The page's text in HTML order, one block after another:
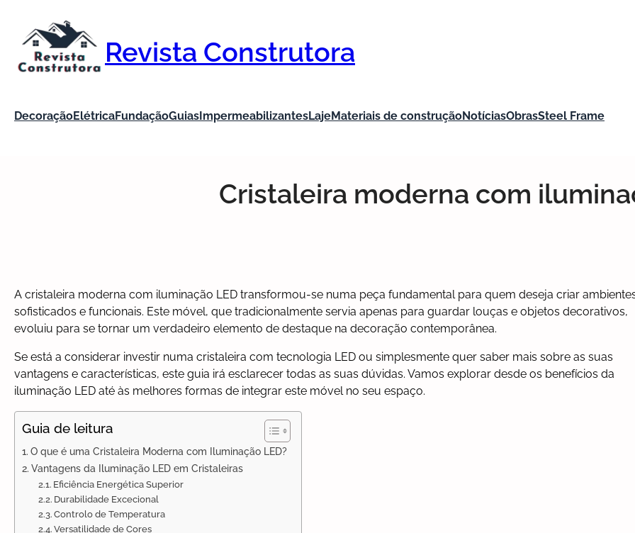
conteúdo
Revista Construtora
DecoraçãoElétricaFundaçãoGuiasImpermeabilizantesLajeMateriais de construçãoNotíciasObrasSteel Frame
Cristaleira moderna com
A cristaleira moderna com iluminação LED transformou-se numa peça fundamental para quem deseja criar
sofisticados e funcionais. Este móvel, que tradicionalmente servia apenas para guardar louças e objetos decorativos,
evoluiu para se tornar um verdadeiro elemento de destaque na decoração contemporânea.
Se está a considerar investir numa cristaleira com tecnologia LED ou simplesmente quer saber mais sobre as suas
vantagens e características, este guia irá esclarecer todas as suas dúvidas. Vamos explorar desde os benefícios da
iluminação LED até às melhores formas de integrar este móvel no seu espaço.
Guia de leitura
O que é uma Cristaleira Moderna com Iluminação LED?
Vantagens da Iluminação LED em Cristaleiras
Eficiência Energética Superior
Durabilidade Excecional
Controlo de Temperatura
Versatilidade de Cores